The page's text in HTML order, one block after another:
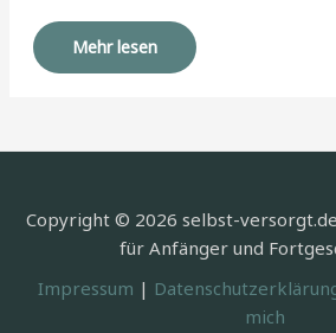
Mehr lesen
Copyright © 2026 selbst-
für Anfänger und
Impressum |
mich